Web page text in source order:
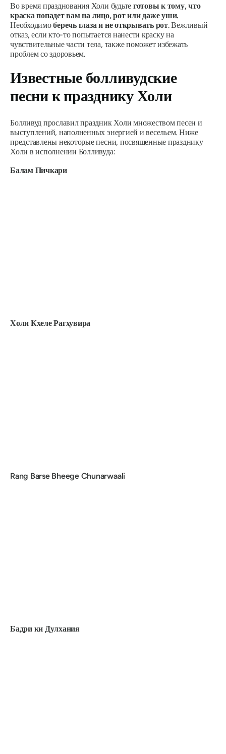
Во время празднования Холи будьте готовы к тому, что
краска попадет вам на лицо, рот или даже уши.
Необходимоберечь глаза и не открывать рот. Вежливый
отказ, если кто-то попытается нанести краску на
чувствительные части тела, также поможет избежать
проблем со здоровьем.
Известные болливудские
песни к празднику Холи
Болливуд прославил праздник Холи множеством песен и
выступлений, наполненных энергией и весельем. Ниже
представлены некоторые песни, посвященные празднику
Холи в исполнении Болливуда:
Балам Пичкари
Холи Кхеле Рагхувира
Rang Barse Bheege Chunarwaali
Бадри ки Дулхания